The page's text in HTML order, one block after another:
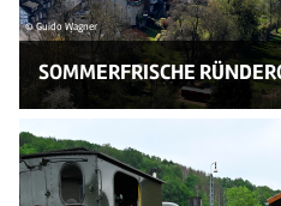
© Guido Wagner
SOMMERFRISCHE